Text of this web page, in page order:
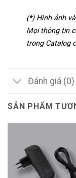
(*) Hình ảnh
Mọi thông tin
trong Catalog
Đánh giá (0)
SẢN PHẨM